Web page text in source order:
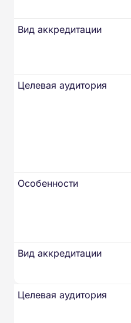
Вид аккредитации
Целевая аудитория
Особенности
Вид аккредитации
Целевая аудитория